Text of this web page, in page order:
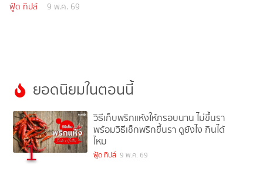
ฟู้ด ทิปส์ 9 พ.ค. 69
ยอดนิยมในตอนนี้
1
วิธีเก็บพริกแห้งให้กรอบนาน ไม่ขึ้นรา
พร้อมวิธีเช็กพริกขึ้นรา ดูยังไง กินได้
ไหม
ฟู้ด ทิปส์ 9 พ.ค. 69